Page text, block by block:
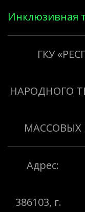
Инклюзивная
«Творить
ГКУ
НАРОДНОГО
МАССОВЫХ
Адрес:
386103, г.